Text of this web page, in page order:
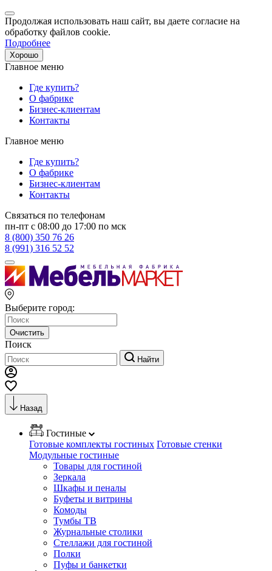
Продолжая использовать наш сайт, вы даете согласие на
обработку файлов cookie.
Подробнее
Хорошо
Главное меню
Где купить?
О фабрике
Бизнес-клиентам
Контакты
Главное меню
Где купить?
О фабрике
Бизнес-клиентам
Контакты
Связаться по телефонам
пн-пт с 08:00 до 17:00 по мск
8 (800) 350 76 26
8 (991) 316 52 52
Выберите город:
Очистить
Поиск
Найти
Назад
Гостиные
Готовые комплекты гостиных Готовые стенки
Модульные гостиные
Товары для гостиной
Зеркала
Шкафы и пеналы
Буфеты и витрины
Комоды
Тумбы ТВ
Журнальные столики
Стеллажи для гостиной
Полки
Пуфы и банкетки